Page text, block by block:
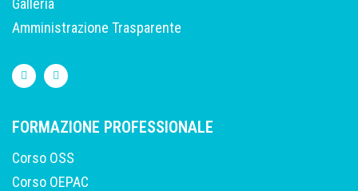
Amministrazione Trasparente
FORMAZIONE PROFESSIONALE
Corso OSS
Corso OEPAC